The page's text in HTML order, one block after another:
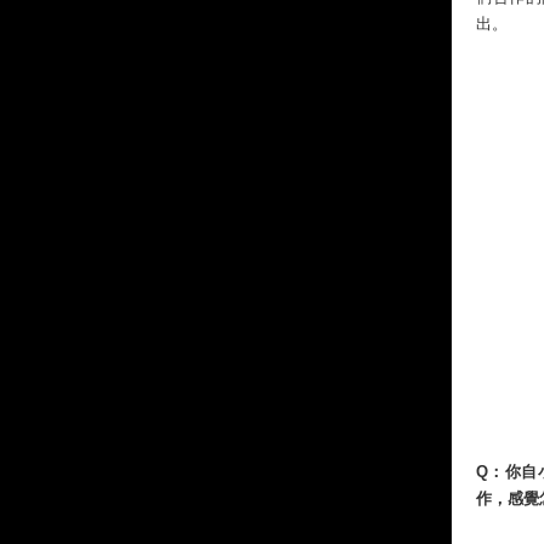
出。
Q：你自
作，感覺